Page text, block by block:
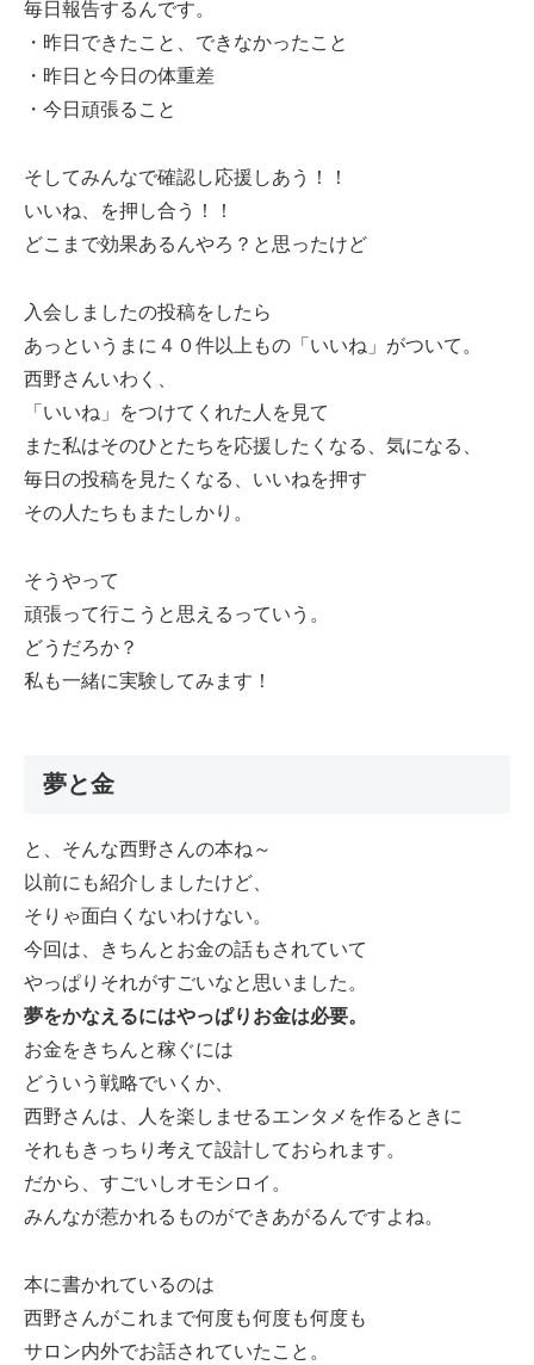
毎日報告するんです。
・昨日できたこと、できなかったこと
・昨日と今日の体重差
・今日頑張ること
そしてみんなで確認し応援しあう！！
いいね、を押し合う！！
どこまで効果あるんやろ？と思ったけど
入会しましたの投稿をしたら
あっというまに４０件以上もの「いいね」がついて。
西野さんいわく、
「いいね」をつけてくれた人を見て
また私はそのひとたちを応援したくなる、気になる、
毎日の投稿を見たくなる、いいねを押す
その人たちもまたしかり。
そうやって
頑張って行こうと思えるっていう。
どうだろか？
私も一緒に実験してみます！
夢と金
と、そんな西野さんの本ね～
以前にも紹介しましたけど、
そりゃ面白くないわけない。
今回は、きちんとお金の話もされていて
やっぱりそれがすごいなと思いました。
夢をかなえるにはやっぱりお金は必要。
お金をきちんと稼ぐには
どういう戦略でいくか、
西野さんは、人を楽しませるエンタメを作るときに
それもきっちり考えて設計しておられます。
だから、すごいしオモシロイ。
みんなが惹かれるものができあがるんですよね。
本に書かれているのは
西野さんがこれまで何度も何度も何度も
サロン内外でお話されていたこと。